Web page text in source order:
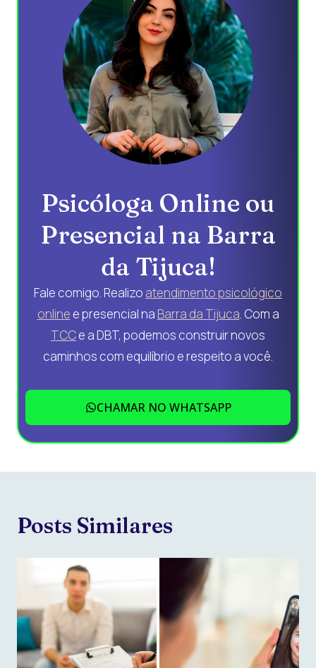
Psicóloga Online ou
Presencial na Barra
da Tijuca!
Fale comigo. Realizo atendimento psicológico
online e presencial na Barra da Tijuca . Com a
TCCe a DBT, podemos construir novos
caminhos com equilíbrio e respeito a você.
CHAMAR NO WHATSAPP
Posts Similares